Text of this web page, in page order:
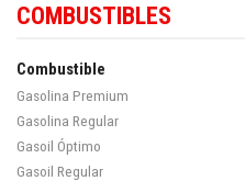
COMBUSTIBLES
Combustible
Gasolina Premium
Gasolina Regular
Gasoil Óptimo
Gasoil Regular